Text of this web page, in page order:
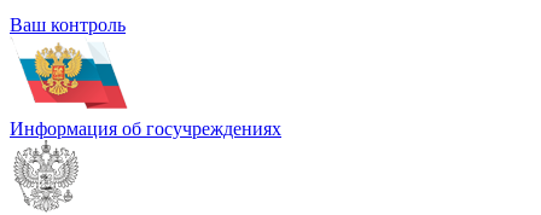
Ваш контроль
Информация об госучреждениях